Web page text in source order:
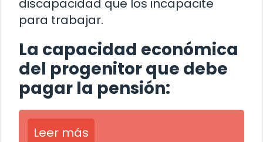
discapacidad que los incapacite
para trabajar.
La capacidad económica
del progenitor que debe
pagar la pensión:
Leer más